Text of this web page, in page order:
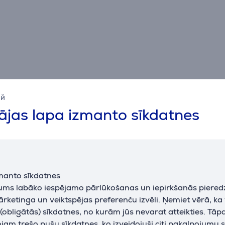
lapa izmanto sīkdatnes
sīkdatnes
labāko iespējamo pārlūkošanas un iepirkšanās
un veiktspējas preferenču izvēli. Ņemiet vērā,
sīkdatnes, no kurām jūs nevarat atteikties.
Atsauksmes